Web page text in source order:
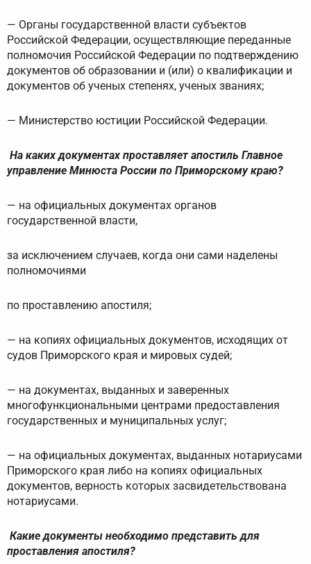
— Органы государственной власти субъектов
Российской Федерации, осуществляющие переданные
полномочия Российской Федерации по подтверждению
документов об образовании и (или) о квалификации и
документов об ученых степенях, ученых званиях;
— Министерство юстиции Российской Федерации.
На каких документах проставляет апостиль Главное
управление Минюста России по Приморскому краю?
— на официальных документах органов
государственной власти,
за исключением случаев, когда они сами наделены
полномочиями
по проставлению апостиля;
— на копиях официальных документов, исходящих от
судов Приморского края и мировых судей;
— на документах, выданных и заверенных
многофункциональными центрами предоставления
государственных и муниципальных услуг;
— на официальных документах, выданных нотариусами
Приморского края либо на копиях официальных
документов, верность которых засвидетельствована
нотариусами.
Какие документы необходимо представить для
проставления апостиля?